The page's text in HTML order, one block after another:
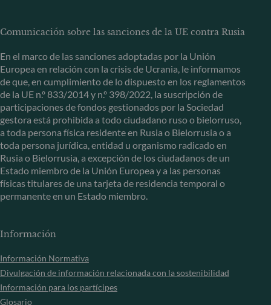
Comunicación sobre las sanciones de la UE contra Rusia
En el marco de las sanciones adoptadas por la Unión
Europea en relación con la crisis de Ucrania, le informamos
de que, en cumplimiento de lo dispuesto en los reglamentos
de la UE n.º 833/2014 y n.º 398/2022, la suscripción de
participaciones de fondos gestionados por la Sociedad
gestora está prohibida a todo ciudadano ruso o bielorruso,
a toda persona física residente en Rusia o Bielorrusia o a
toda persona jurídica, entidad u organismo radicado en
Rusia o Bielorrusia, a excepción de los ciudadanos de un
Estado miembro de la Unión Europea y a las personas
físicas titulares de una tarjeta de residencia temporal o
permanente en un Estado miembro.
Información
Información Normativa
Divulgación de información relacionada con la sostenibilidad
Información para los partícipes
Glosario